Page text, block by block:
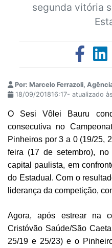
segunda vitória
Por: Marcelo Ferrazoli,
18/09/201816:17- atualizado
O Sesi Vôlei Bauru
consecutiva no
Pinheiros por 3 a 0 (19/25,
feira (17 de setembro),
capital paulista, em
do Estadual. Com o
liderança da competição,
Agora, após estrear na
Cristóvão Saúde/São
25/19 e 25/23) e o